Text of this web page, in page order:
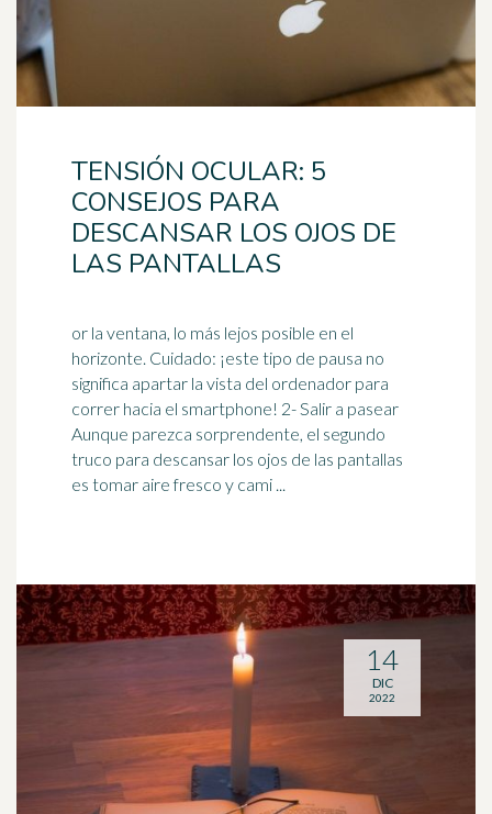
TENSIÓN OCULAR: 5
CONSEJOS PARA
DESCANSAR LOS OJOS DE
LAS PANTALLAS
or la ventana, lo más lejos posible en el
horizonte. Cuidado: ¡este tipo de pausa no
significa apartar la vista del ordenador para
correr hacia el smartphone! 2- Salir a pasear
Aunque parezca sorprendente, el segundo
truco para descansar los ojos de las pantallas
es tomar aire fresco y cami ...
14
DIC
2022